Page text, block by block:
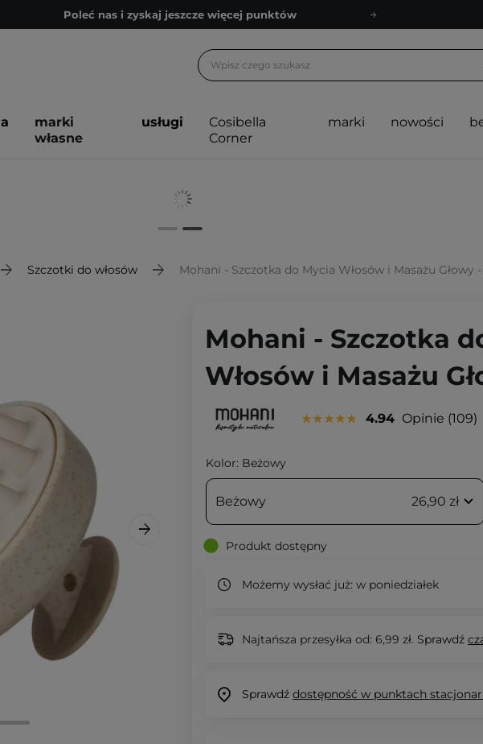
Poleć nas i zyskaj jeszcze więcej punktów
Bezpłatne konsultacje kosmetologiczne
Poleć nas i zyskaj jeszcze więcej punktów
marki
własne
usługi
Cosibella
Corner
marki nowości
Szczotki do włosów Mohani - Szczotka do Mycia Włosów i Masażu Głowy
Mohani - Szczotka
Włosów i Masażu
4.94 Opinie 109
Kolor: Beżowy
Beżowy 26,90 zł
Produkt dostępny
Możemy wysłać już: w poniedziałek
Najtańsza przesyłka od: 6,99 zł. Sprawdź
Sprawdź dostępność w punktach